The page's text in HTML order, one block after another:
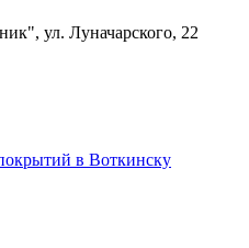
ул. Луначарского, 22
в Воткинску